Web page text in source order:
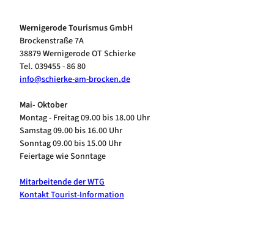
Wernigerode Tourismus GmbH
Brockenstraße 7A
38879 Wernigerode OT Schierke
Tel. 039455 - 86 80
info@schierke-am-brocken.de
Mai- Oktober
Montag - Freitag 09.00 bis 18.00 Uhr
Samstag 09.00 bis 16.00 Uhr
Sonntag 09.00 bis 15.00 Uhr
Feiertage wie Sonntage
Mitarbeitende der WTG
Kontakt Tourist-Information